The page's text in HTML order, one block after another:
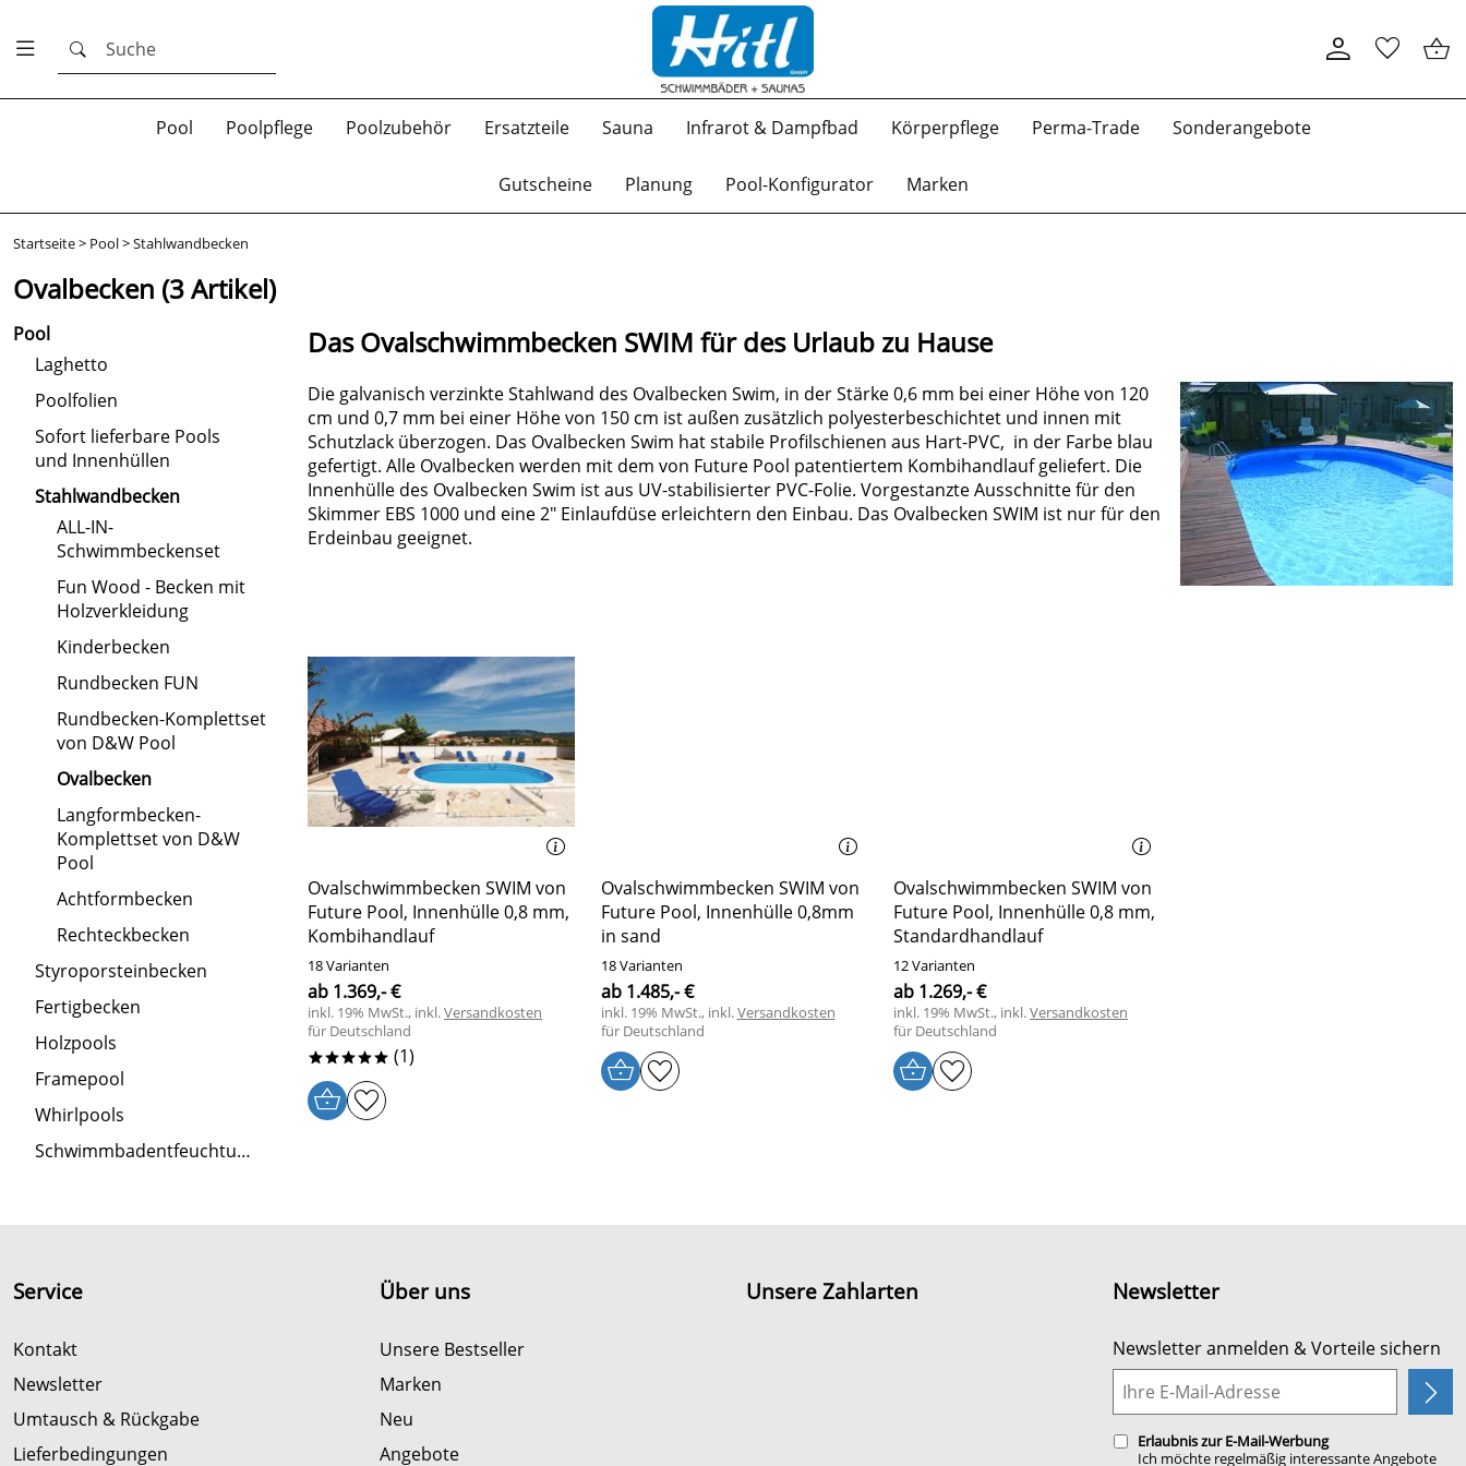
Suche
Pool Poolpflege Poolzubehör Ersatzteile Sauna Infrarot & Dampfbad Körperpflege Perma-Trade Sonderangebote
Gutscheine Planung Pool-Konfigurator Marken
Startseite> Pool>Stahlwandbecken
Ovalbecken (3 Artikel)
Pool
Laghetto
Poolfolien
Sofort lieferbare Pools
und Innenhüllen
Stahlwandbecken
ALL-IN-
Schwimmbeckenset
Fun Wood - Becken mit
Holzverkleidung
Kinderbecken
Rundbecken FUN
Rundbecken-Komplettset
von D&W Pool
Ovalbecken
Langformbecken-
Komplettset von D&W
Pool
Achtformbecken
Rechteckbecken
Styroporsteinbecken
Fertigbecken
Holzpools
Framepool
Whirlpools
Schwimmbadentfeuchtung
Das Ovalschwimmbecken SWIM für des Urlaub zu Hause
Die galvanisch verzinkte Stahlwand des Ovalbecken Swim, in der Stärke 0,6 mm bei einer Höhe von 120
cm und 0,7 mm bei einer Höhe von 150 cm ist außen zusätzlich polyesterbeschichtet und innen mit
Schutzlack überzogen. Das Ovalbecken Swim hat stabile Profilschienen aus Hart-PVC, in der Farbe blau
gefertigt. Alle Ovalbecken werden mit dem von Future Pool patentiertem Kombihandlauf geliefert. Die
Innenhülle des Ovalbecken Swim ist aus UV-stabilisierter PVC-Folie. Vorgestanzte Ausschnitte für den
Skimmer EBS 1000 und eine 2" Einlaufdüse erleichtern den Einbau. Das Ovalbecken SWIM ist nur für den
Erdeinbau geeignet.
Ovalschwimmbecken SWIM von
Future Pool, Innenhülle 0,8 mm,
Kombihandlauf
18 Varianten
ab 1.369,- €
inkl. 19% MwSt., inkl.Versandkosten
für Deutschland
***** (1)
Ovalschwimmbecken SWIM von
Future Pool, Innenhülle 0,8mm
in sand
18 Varianten
ab 1.485,- €
inkl. 19% MwSt., inkl.Versandkosten
für Deutschland
Ovalschwimmbecken SWIM von
Future Pool, Innenhülle 0,8 mm,
Standardhandlauf
12 Varianten
ab 1.269,- €
inkl. 19% MwSt., inkl.Versandkosten
für Deutschland
Service
Kontakt
Newsletter
Umtausch & Rückgabe
Lieferbedingungen
Über uns
Unsere Bestseller
Marken
Neu
Angebote
Unsere Zahlarten Newsletter
Newsletter anmelden & Vorteile sichern
Erlaubnis zur E-Mail-Werbung
Ich möchte regelmäßig interessante Angebote